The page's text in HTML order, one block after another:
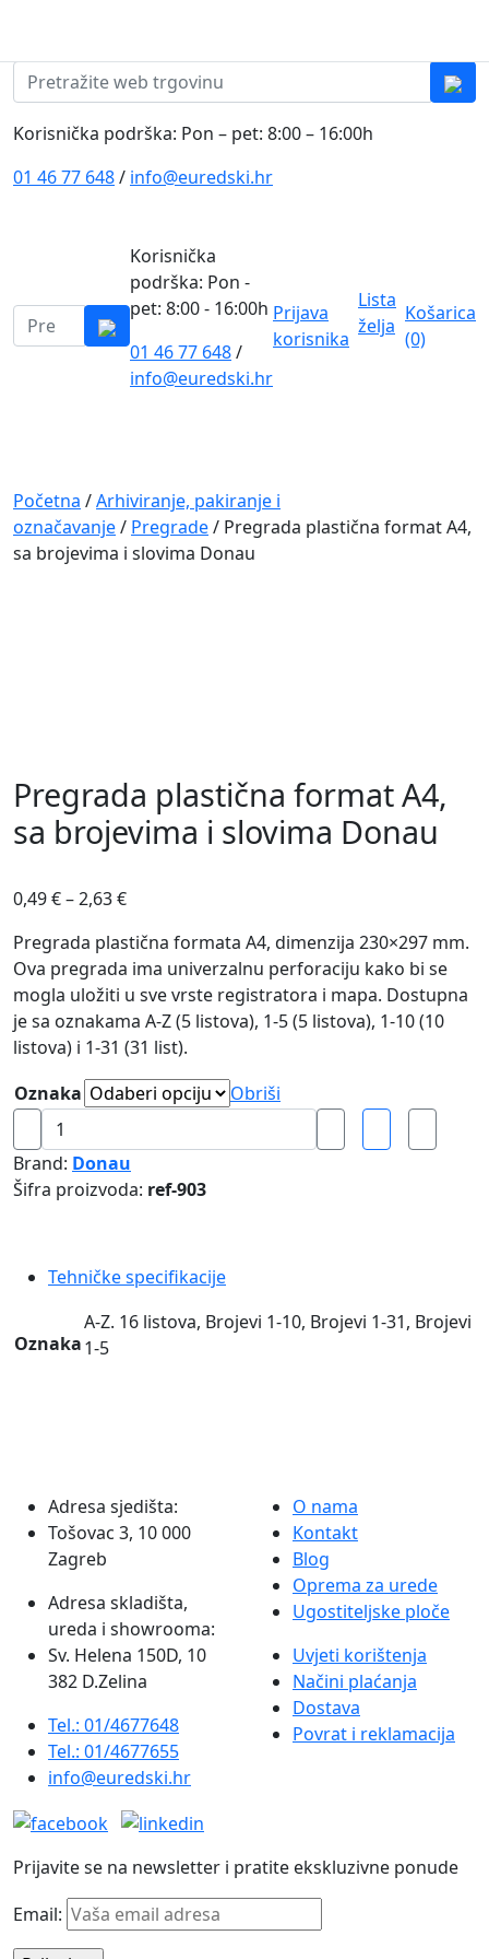
Pretraži:
Korisnička podrška: Pon – pet: 8:00 – 16:00h
01 46 77 648/ info@euredski.hr
Pretraži:
Korisnička
podrška: Pon -
pet: 8:00 - 16:00h
01 46 77 648/
info@euredski.hr
Prijava
korisnika
Lista
želja
Košarica
(0)
Navigation
Početna /Arhiviranje, pakiranje i
označavanje/ Pregrade/ Pregrada plastična format A4,
sa brojevima i slovima Donau
Pregrada plastična format A4,
sa brojevima i slovima Donau
0,49€–2,63€
Pregrada plastična formata A4, dimenzija 230×297 mm.
Ova pregrada ima univerzalnu perforaciju kako bi se
mogla uložiti u sve vrste registratora i mapa. Dostupna
je sa oznakama A-Z (5 listova), 1-5 (5 listova), 1-10 (10
listova) i 1-31 (31 list).
Oznaka
Obriši
Pregrada
plastična
format
A4,
Donau
količina
Brand: Donau
Šifra proizvoda: ref-903
Tehničke specifikacije
Oznaka
A-Z. 16 listova, Brojevi 1-10, Brojevi 1-31, Brojevi
1-5
Adresa sjedišta:
Tošovac 3, 10 000
Zagreb
Adresa skladišta,
ureda i showrooma:
Sv. Helena 150D, 10
382 D.Zelina
Tel.: 01/4677648
Tel.: 01/4677655
info@euredski.hr
O nama
Kontakt
Blog
Oprema za urede
Ugostiteljske ploče
Uvjeti korištenja
Načini plaćanja
Dostava
Povrat i reklamacija
Prijavite se na newsletter i pratite ekskluzivne ponude
Email: